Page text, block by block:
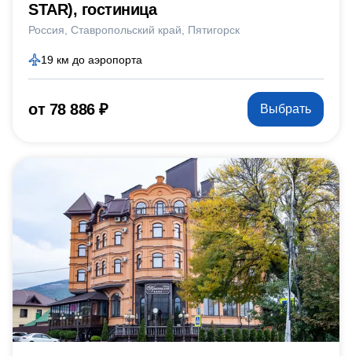
STAR), гостиница
Россия Ставропольский край Пятигорск
19 км до аэропорта
от 78 886 ₽ Выбрать